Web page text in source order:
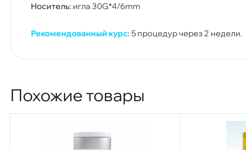
Носитель: игла 30G*4/6mm
Рекомендованный курс: 5 процедур через 2 недели.
Похожие товары